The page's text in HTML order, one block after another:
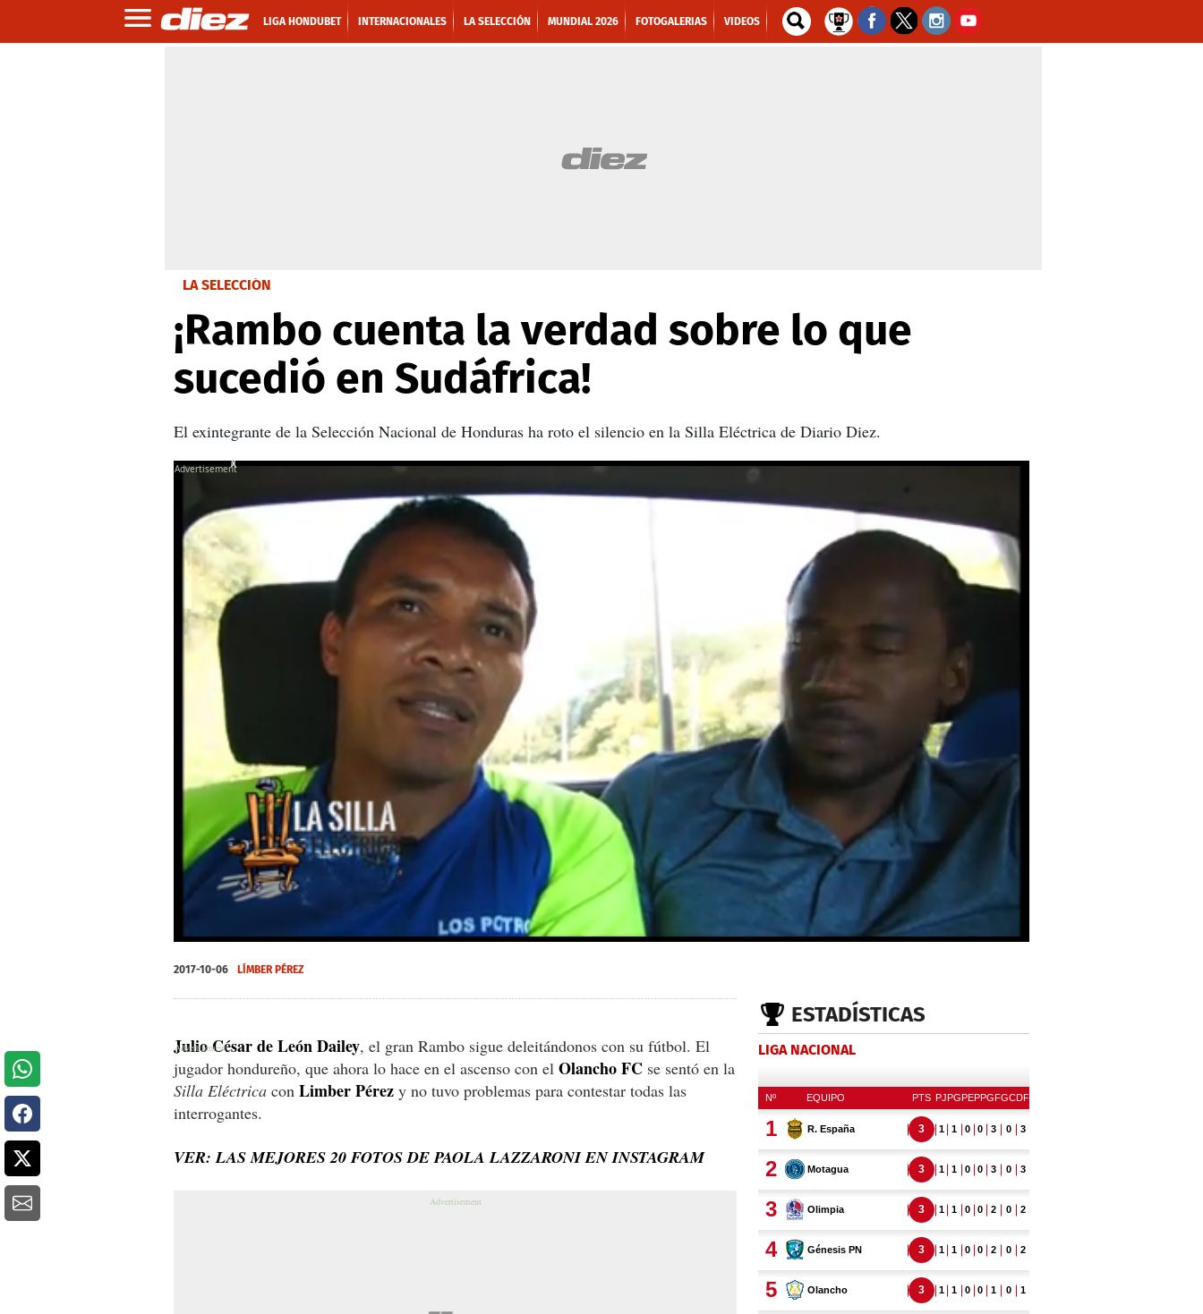
LIGA HONDUBET INTERNACIONALES LA SELECCIÓN MUNDIAL 2026 FOTOGALERIAS VIDEOS
LA SELECCIÓN
¡Rambo cuenta la verdad sobre lo que
sucedió en Sudáfrica!
El exintegrante de la Selección Nacional de Honduras ha roto el silencio en la Silla Eléctrica de Diario Diez.
seconds
of
X
X
2017-10-06 LÍMBER PÉREZ
Julio César de León Dailey, el gran Rambo sigue deleitándonos con su fútbol. El
jugador hondureño, que ahora lo hace en el ascenso con el Olancho FC se sentó en la
Silla Eléctrica con Limber Pérez y no tuvo problemas para contestar todas las
interrogantes.
VER: LAS MEJORES 20 FOTOS DE PAOLA LAZZARONI EN INSTAGRAM
ESTADÍSTICAS
LIGA NACIONAL